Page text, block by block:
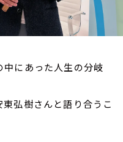
中にあった人生の分岐
東弘樹さんと語り合うこ